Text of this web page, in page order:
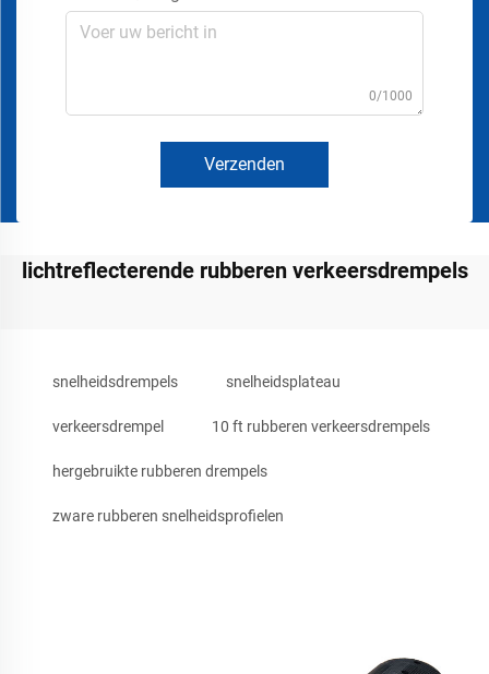
0/1000
Verzenden
lichtreflecterende rubberen verkeersdrempels
snelheidsdrempels snelheidsplateau
verkeersdrempel 10 ft rubberen verkeersdrempels
hergebruikte rubberen drempels
zware rubberen snelheidsprofielen